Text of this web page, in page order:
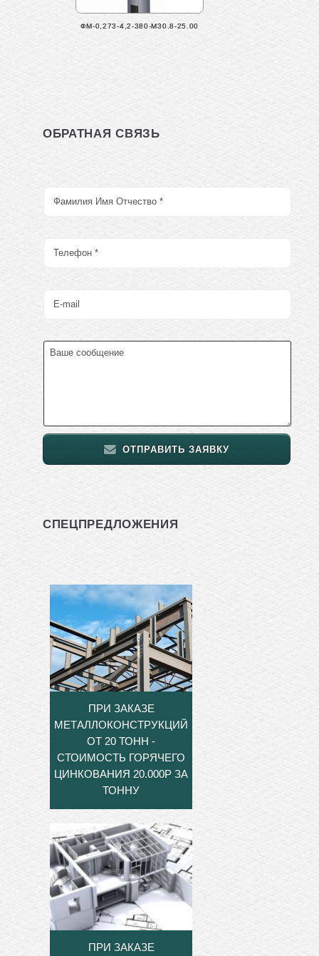
ФМ-0,273-4,2-380-М30.8-25.00
ОБРАТНАЯ СВЯЗЬ
ОТПРАВИТЬ ЗАЯВКУ
СПЕЦПРЕДЛОЖЕНИЯ
ПРИ ЗАКАЗЕ
МЕТАЛЛОКОНСТРУКЦИЙ
ОТ 20 ТОНН -
СТОИМОСТЬ ГОРЯЧЕГО
ЦИНКОВАНИЯ 20.000Р ЗА
ТОННУ
ПРИ ЗАКАЗЕ